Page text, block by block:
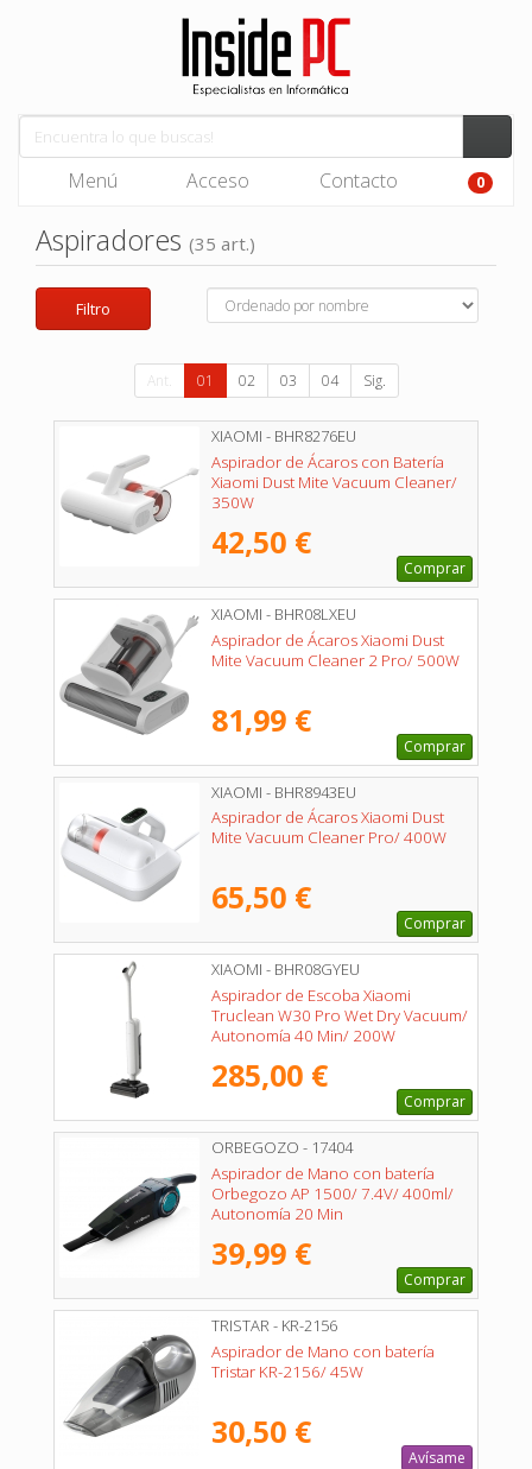
Menú Acceso Contacto 0
Aspiradores (35 art.)
Filtro
Ant. 01 02 03 04 Sig.
XIAOMI - BHR8276EU
Aspirador de Ácaros con Batería
Xiaomi Dust Mite Vacuum Cleaner/
350W
42,50 €
Comprar
XIAOMI - BHR08LXEU
Aspirador de Ácaros Xiaomi Dust
Mite Vacuum Cleaner 2 Pro/ 500W
81,99 €
Comprar
XIAOMI - BHR8943EU
Aspirador de Ácaros Xiaomi Dust
Mite Vacuum Cleaner Pro/ 400W
65,50 €
Comprar
XIAOMI - BHR08GYEU
Aspirador de Escoba Xiaomi
Truclean W30 Pro Wet Dry Vacuum/
Autonomía 40 Min/ 200W
285,00 €
Comprar
ORBEGOZO - 17404
Aspirador de Mano con batería
Orbegozo AP 1500/ 7.4V/ 400ml/
Autonomía 20 Min
39,99 €
Comprar
TRISTAR - KR-2156
Aspirador de Mano con batería
Tristar KR-2156/ 45W
30,50 €
Avísame